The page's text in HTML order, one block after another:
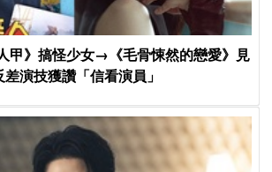
甲》搞怪少女→《毛骨悚然的戀愛》見
演技獲讚「信看演員」